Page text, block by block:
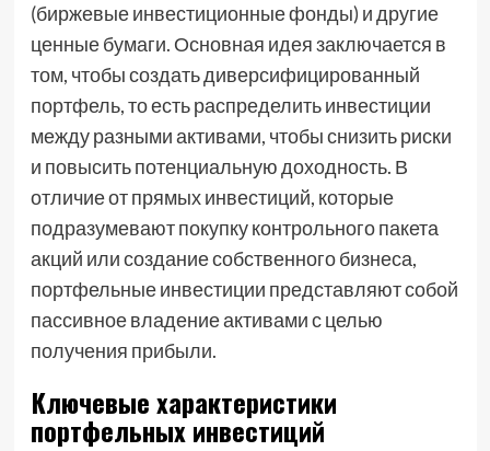
(биржевые инвестиционные фонды) и другие
ценные бумаги. Основная идея заключается в
том, чтобы создать диверсифицированный
портфель, то есть распределить инвестиции
между разными активами, чтобы снизить риски
и повысить потенциальную доходность. В
отличие от прямых инвестиций, которые
подразумевают покупку контрольного пакета
акций или создание собственного бизнеса,
портфельные инвестиции представляют собой
пассивное владение активами с целью
получения прибыли.
Ключевые характеристики
портфельных инвестиций